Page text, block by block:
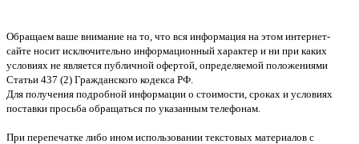
Обращаем ваше внимание на то, что вся информация на этом интернет-
сайте носит исключительно информационный характер и ни при каких
условиях не является публичной офертой, определяемой положениями
Статьи 437 (2) Гражданского кодекса РФ.
Для получения подробной информации о стоимости, сроках и условиях
поставки просьба обращаться по указанным телефонам.
При перепечатке либо ином использовании текстовых материалов с